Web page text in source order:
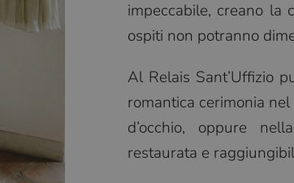
impeccabile, creano
ospiti non potranno
Al Relais Sant’Uffizio
romantica cerimonia
d’occhio, oppure
restaurata e